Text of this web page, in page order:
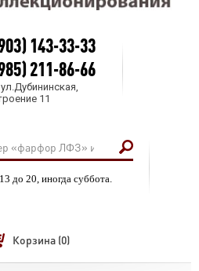
143-33-33
211-86-66
11
до 20, иногда суббота.
Корзина (0)